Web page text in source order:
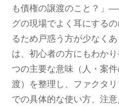
も債権の譲渡のこと？」
グの現場でよく耳にする
るため戸惑う方が少なく
は、初心者の方にもわか
つの主要な意味（人・案
渡）を整理し、ファクタ
での具体的な使い方、注